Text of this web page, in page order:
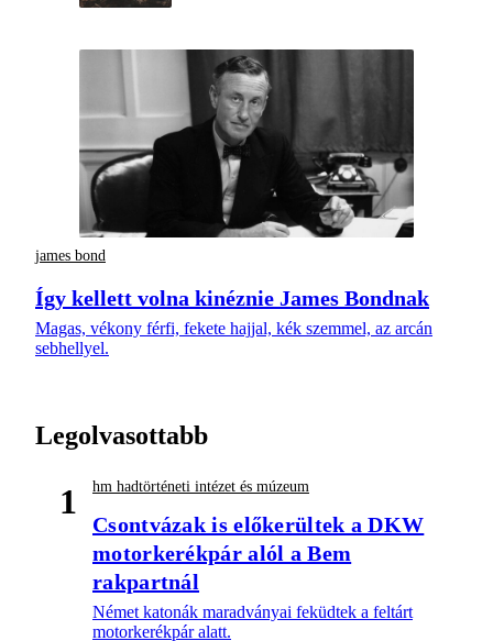
james bond
Így kellett volna kinéznie James Bondnak
Magas, vékony férfi, fekete hajjal, kék szemmel, az arcán
sebhellyel.
Legolvasottabb
1 hm hadtörténeti intézet és múzeum
Csontvázak is előkerültek a DKW
motorkerékpár alól a Bem
rakpartnál
Német katonák maradványai feküdtek a feltárt
motorkerékpár alatt.